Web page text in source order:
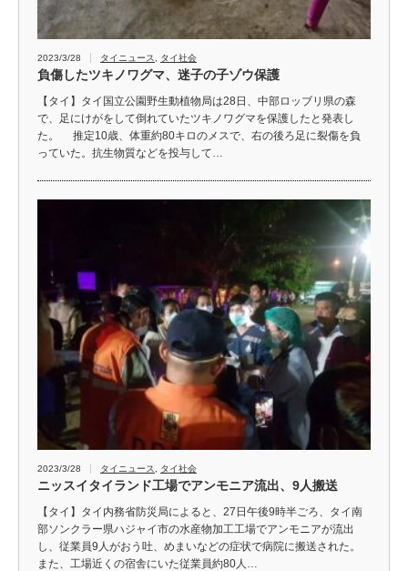
2023/3/28 タイニュース タイ社会
負傷したツキノワグマ、迷子の子ゾウ保護
【タイ】タイ国立公園野生動植物局は28日、中部ロッブリ県の森
で、足にけがをして倒れていたツキノワグマを保護したと発表し
た。 推定10歳、体重約80キロのメスで、右の後ろ足に裂傷を負
っていた。抗生物質などを投与して…
2023/3/28 タイニュース タイ社会
ニッスイタイランド工場でアンモニア流出、9人搬送
【タイ】タイ内務省防災局によると、27日午後9時半ごろ、タイ南
部ソンクラー県ハジャイ市の水産物加工工場でアンモニアが流出
し、従業員9人がおう吐、めまいなどの症状で病院に搬送された。
また、工場近くの宿舎にいた従業員約80人…